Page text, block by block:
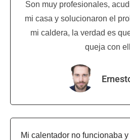
Son muy profesionales,
mi casa y solucionaron el
mi caldera, la verdad es
queja con
Mi calentador no funcionaba